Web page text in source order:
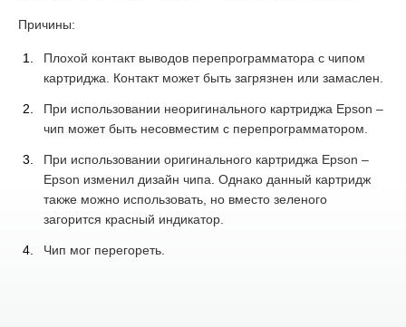
Причины:
Плохой контакт выводов перепрограмматора с чипом
картриджа. Контакт может быть загрязнен или замаслен.
При использовании неоригинального картриджа Epson –
чип может быть несовместим с перепрограмматором.
При использовании оригинального картриджа Epson –
Epson изменил дизайн чипа. Однако данный картридж
также можно использовать, но вместо зеленого
загорится красный индикатор.
Чип мог перегореть.